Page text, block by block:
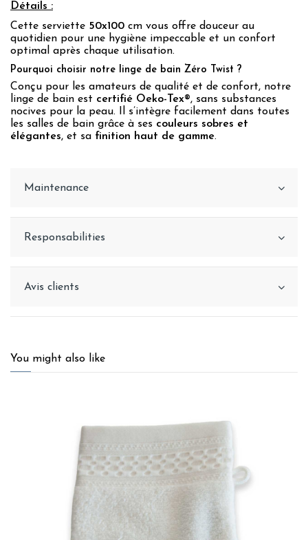
Détails :
Cette serviette 50x100 cm vous offre douceur au
quotidien pour une hygiène impeccable et un confort
optimal après chaque utilisation.
Pourquoi choisir notre linge de bain Zéro Twist ?
Conçu pour les amateurs de qualité et de confort, notre
linge de bain est certifié Oeko-Tex®, sans substances
nocives pour la peau. Il s’intègre facilement dans toutes
les salles de bain grâce à ses couleurs sobres et
élégantes, et sa finition haut de gamme.
Maintenance
Responsabilities
Avis clients
You might also like